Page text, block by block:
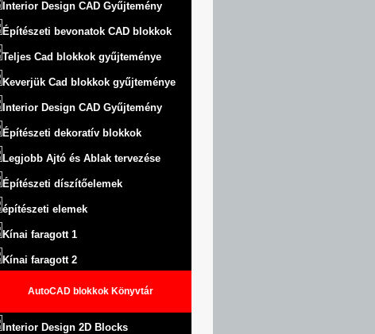
Interior Design CAD Gyűjtemény
Építészeti bevonatok CAD blokkok
Teljes Cad blokkok gyűjteménye
Keverjük Cad blokkok gyűjteménye
Interior Design CAD Gyűjtemény
Építészeti dekoratív blokkok
Legjobb Ajtó és Ablak tervezése
Építészeti díszítőelemek
építészeti elemek
Kínai faragott 1
Kínai faragott 2
AutoCAD blokkok Könyvtár
Interior Design 2D Blocks